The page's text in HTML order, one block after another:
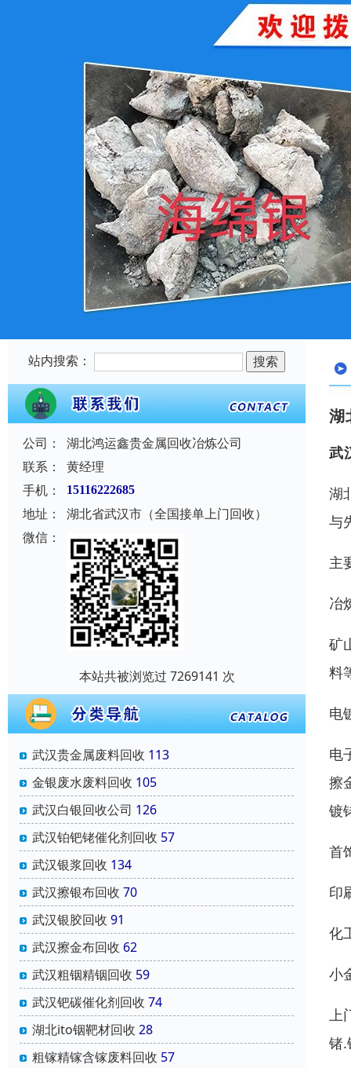
站内搜索：
公司：
湖北鸿运鑫贵金属回收冶炼公司
联系：
黄经理
手机：
15116222685
地址：
湖北省武汉市（全国接单上门回收）
微信：
本站共被浏览过 7269141 次
武汉贵金属废料回收 113
金银废水废料回收 105
武汉白银回收公司 126
武汉铂钯铑催化剂回收 57
武汉银浆回收 134
武汉擦银布回收 70
武汉银胶回收 91
武汉擦金布回收 62
武汉粗铟精铟回收 59
武汉钯碳催化剂回收 74
湖北ito铟靶材回收 28
粗镓精镓含镓废料回收 57
湖
武
湖
与
主
冶
矿
料
电
电
擦
镀
首
印
化
小
上
锗.